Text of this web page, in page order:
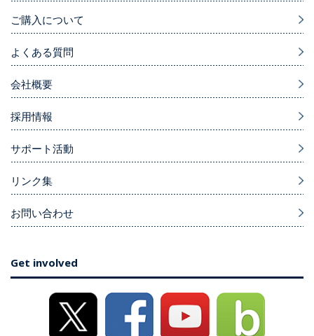
ご購入について
よくある質問
会社概要
採用情報
サポート活動
リンク集
お問い合わせ
Get involved